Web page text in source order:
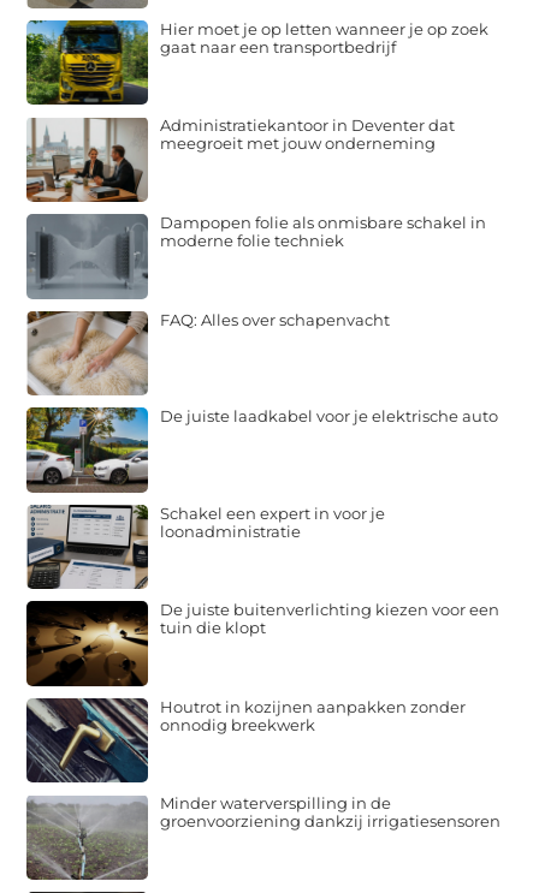
Hier moet je op letten wanneer je op zoek
gaat naar een transportbedrijf
Administratiekantoor in Deventer dat
meegroeit met jouw onderneming
Dampopen folie als onmisbare schakel in
moderne folie techniek
FAQ: Alles over schapenvacht
De juiste laadkabel voor je elektrische auto
Schakel een expert in voor je
loonadministratie
De juiste buitenverlichting kiezen voor een
tuin die klopt
Houtrot in kozijnen aanpakken zonder
onnodig breekwerk
Minder waterverspilling in de
groenvoorziening dankzij irrigatiesensoren